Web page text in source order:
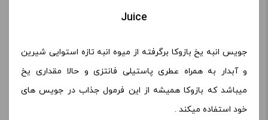
Juice
جویس انبه یخ بازوکا برگرفته از میوه انبه تازه استوایی شیرین
و آبدار به همراه عطری پاستیلی فانتزی و حالا مقداری یخ
میباشد که بازوکا همیشه از این فرمول جذاب در جویس های
خود استفاده میکند .